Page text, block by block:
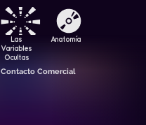
Las
Variables
Ocultas
Anatomía
Contacto Comercial